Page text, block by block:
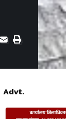
Advt.